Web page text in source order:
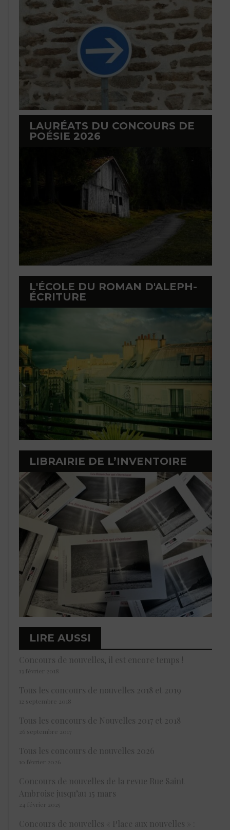
LAURÉATS DU CONCOURS DE
POÉSIE 2026
L'ÉCOLE DU ROMAN D'ALEPH-
ÉCRITURE
LIBRAIRIE DE L’INVENTOIRE
LIRE AUSSI
Concours de nouvelles, il est encore temps !
13 février 2018
Tous les concours de nouvelles 2018 et 2019
12 septembre 2018
Tous les concours de Nouvelles 2017 et 2018
26 septembre 2017
Tous les concours de nouvelles 2026
10 février 2026
Concours de nouvelles de la revue Rue Saint
Ambroise jusqu’au 15 mars
24 février 2025
Concours de nouvelles « Place aux nouvelles » :